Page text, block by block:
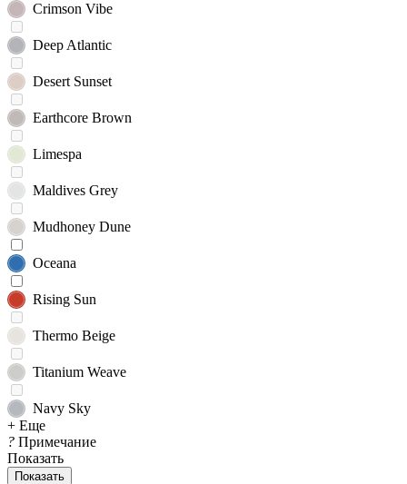
Crimson Vibe
Deep Atlantic
Desert Sunset
Earthcore Brown
Limespa
Maldives Grey
Mudhoney Dune
Oceana
Rising Sun
Thermo Beige
Titanium Weave
Navy Sky
+ Еще
? Примечание
Показать
Показать